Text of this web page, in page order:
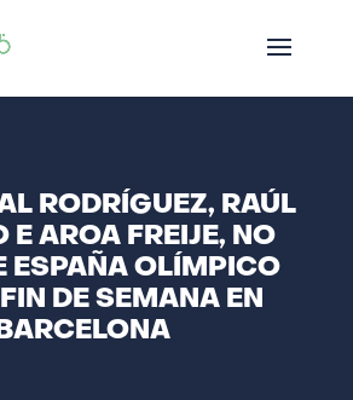
RODRÍGUEZ, RAÚL
E AROA FREIJE, NO
ESPAÑA OLÍMPICO
DE SEMANA EN
BARCELONA